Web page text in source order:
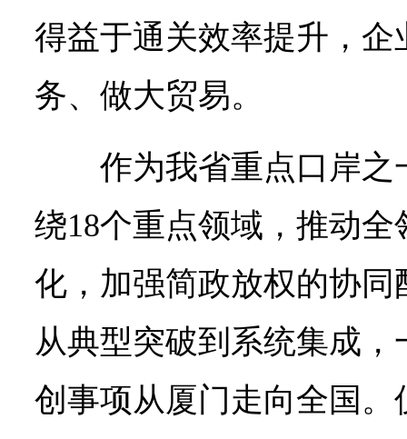
得益于通关效率提升，
务、做大贸易。
作为我省重点口岸
绕18个重点领域，推动
化，加强简政放权的协
从典型突破到系统集成
创事项从厦门走向全国